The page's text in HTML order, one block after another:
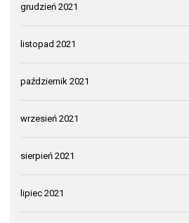
grudzień 2021
listopad 2021
październik 2021
wrzesień 2021
sierpień 2021
lipiec 2021